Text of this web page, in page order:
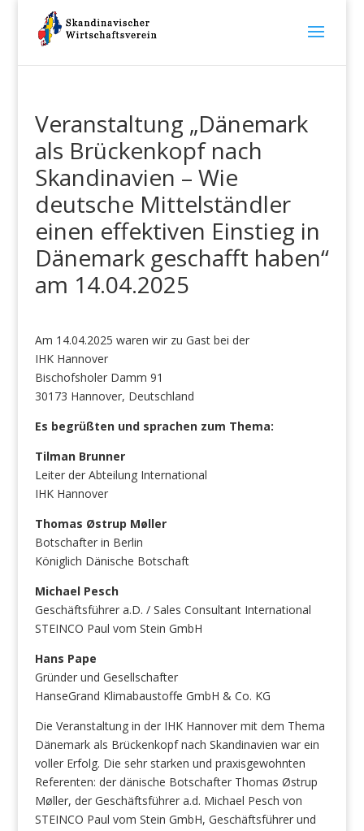
Veranstaltung „Dänemark
als Brückenkopf nach
Skandinavien – Wie
deutsche Mittelständler
einen effektiven Einstieg in
Dänemark geschafft haben“
am 14.04.2025
Am 14.04.2025 waren wir zu Gast bei der
IHK Hannover
Bischofsholer Damm 91
30173 Hannover, Deutschland
Es begrüßten und sprachen zum Thema:
Tilman Brunner
Leiter der Abteilung International
IHK Hannover
Thomas Østrup Møller
Botschafter in Berlin
Königlich Dänische Botschaft
Michael Pesch
Geschäftsführer a.D. / Sales Consultant International
STEINCO Paul vom Stein GmbH
Hans Pape
Gründer und Gesellschafter
HanseGrand Klimabaustoffe GmbH & Co. KG
Die Veranstaltung in der IHK Hannover mit dem Thema
Dänemark als Brückenkopf nach Skandinavien war ein
voller Erfolg. Die sehr starken und praxisgewohnten
Referenten: der dänische Botschafter Thomas Østrup
Møller, der Geschäftsführer a.d. Michael Pesch von
STEINCO Paul vom Stein GmbH, Geschäftsführer und